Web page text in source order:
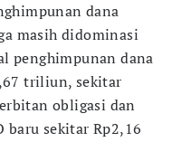
dana
masih didominasi
penghimpunan dana
triliun, sekitar
obligasi dan
baru sekitar Rp2,16